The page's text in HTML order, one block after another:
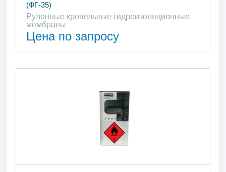
(ФГ-35)
Рулонные кровельные гидроизоляционные
мембраны
Цена по запросу